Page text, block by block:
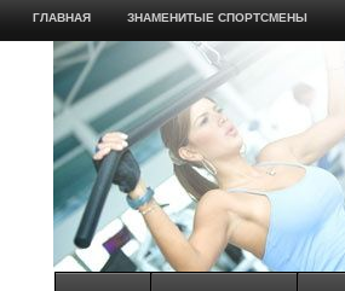
ГЛАВНАЯ ЗНАМЕНИТЫЕ СПОРТСМЕНЫ